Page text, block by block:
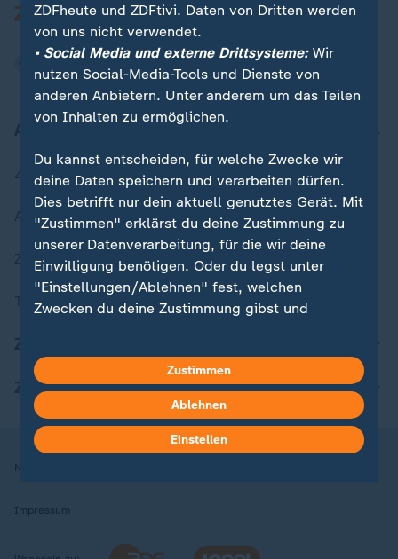
Zuletzt veröffentlicht
Aktuelle Sendungs-Videos
ZDFheute Stories
Themen im Überblick
ZDFheute Apps
Nutzungsbedingungen
Impressum
ZDFheute und ZDFtivi. Daten von Dritten werden
von uns nicht verwendet.
• Social Media und externe Drittsysteme:Wir
nutzen Social-Media-Tools und Dienste von
anderen Anbietern. Unter anderem um das Teilen
von Inhalten zu ermöglichen.
Du kannst entscheiden, für welche Zwecke wir
deine Daten speichern und verarbeiten dürfen.
Dies betrifft nur dein aktuell genutztes Gerät. Mit
"Zustimmen" erklärst du deine Zustimmung zu
unserer Datenverarbeitung, für die wir deine
Einwilligung benötigen. Oder du legst unter
"Einstellungen/Ablehnen" fest, welchen
Zwecken du deine Zustimmung gibst und
in deinen Einstellungen widerrufen oder ändern.
Hier findest du das Impressum.
Weitere Informationen findest du in unserer
Datenschutzerklärung.
Zustimmen
Ablehnen
Einstellen